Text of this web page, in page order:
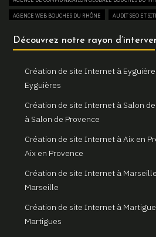
Un site web sur mesure pour votre
Provence
AGENCE WEB BOUCHES DU RHÔNE AUDIT SEO ET
CRÉATEUR DE SITE WEB BOUCHES DU RHÔNE
CRÉATION DE SITE INTERNET BOUCHES DU RHÔNE
CRÉATION DE SITE INTERNET PAS CHER BOUCHES DU
CRÉATION DE SITE INTERNET POUR AGENCE
CRÉATION DE SITE INTERNET POUR ARCHITECTE
CRÉATION DE SITE INTERNET POUR ARTISAN BOUCHES
Découvrez notre rayon
Création de site Internet à
Eyguières
Création de site Internet à Salon
à Salon de Provence
Création de site Internet à Aix en
Aix en Provence
Création de site Internet à
Marseille
Création de site Internet à
Martigues